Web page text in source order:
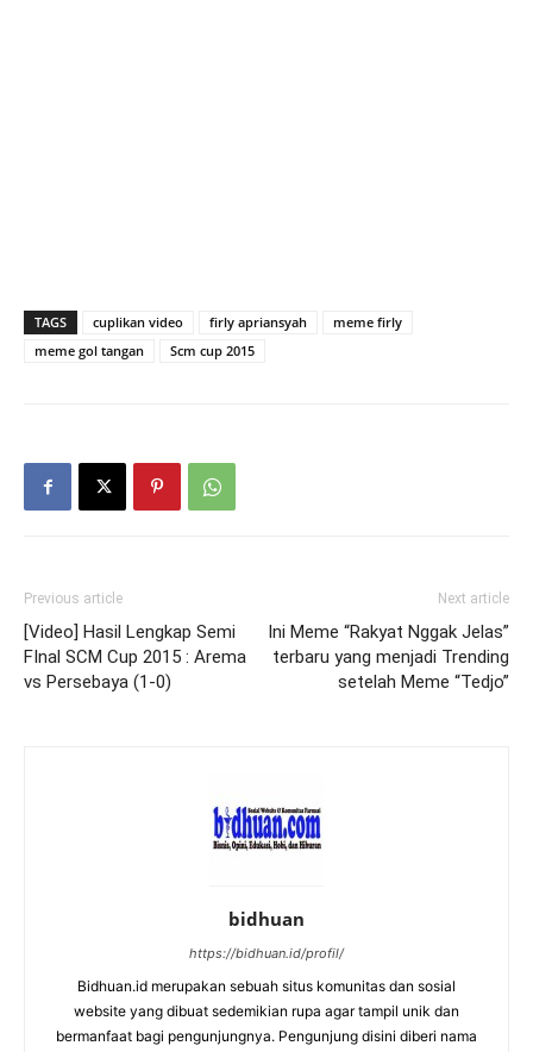
TAGS cuplikan video firly apriansyah
meme firly
meme gol tangan
Scm cup 2015
Previous article
[Video] Hasil Lengkap Semi
FInal SCM Cup 2015 : Arema
vs Persebaya (1-0)
Next article
Ini Meme “Rakyat Nggak Jelas”
terbaru yang menjadi Trending
setelah Meme “Tedjo”
bidhuan
https://bidhuan.id/profil/
Bidhuan.id merupakan sebuah situs komunitas dan sosial
website yang dibuat sedemikian rupa agar tampil unik dan
bermanfaat bagi pengunjungnya. Pengunjung disini diberi nama